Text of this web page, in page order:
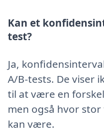
Kan et
test?
Ja,
A/B-tests. De viser
til at være en
men også hvor
kan være.